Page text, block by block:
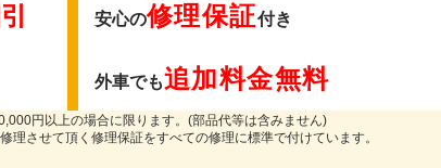
安心の修理保証付き
外車でも追加料金無料
円以上の場合に限ります。(部品代等は含みません)
させて頂く修理保証をすべての修理に標準で付けています。